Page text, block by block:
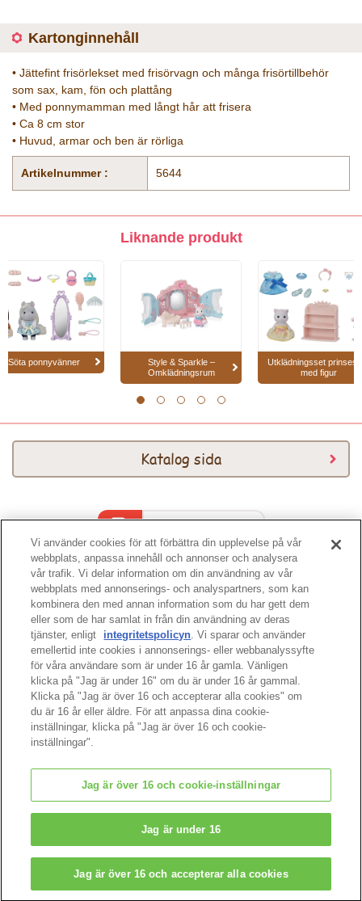
Kartonginnehåll
• Jättefint frisörlekset med frisörvagn och många frisörtillbehör
som sax, kam, fön och plattång
• Med ponnymamman med långt hår att frisera
• Ca 8 cm stor
• Huvud, armar och ben är rörliga
Artikelnummer : 5644
Liknande produkt
Söta ponnyvänner
Style & Sparkle –
Omklädningsrum
Utklädningsset
med figur
Katalog sida
sidans topp
© EPOCH
Change Region
Vi använder cookies för att förbättra din upplevelse på vår
webbplats, anpassa innehåll och annonser och analysera
vår trafik. Vi delar information om din användning av vår
webbplats med annonserings- och analyspartners, som kan
kombinera den med annan information som du har gett dem
eller som de har samlat in från din användning av deras
tjänster, enligt
integritetspolicyn. Vi sparar och använder
emellertid inte cookies i annonserings- eller webbanalyssyfte
för våra användare som är under 16 år gamla. Vänligen
klicka på "Jag är under 16" om du är under 16 år gammal.
Klicka på "Jag är över 16 och accepterar alla cookies" om
du är 16 år eller äldre. För att anpassa dina cookie-
inställningar, klicka på "Jag är över 16 och cookie-
inställningar".
Jag är över 16 och cookie-inställningar
Jag är under 16
Jag är över 16 och accepterar alla cookies